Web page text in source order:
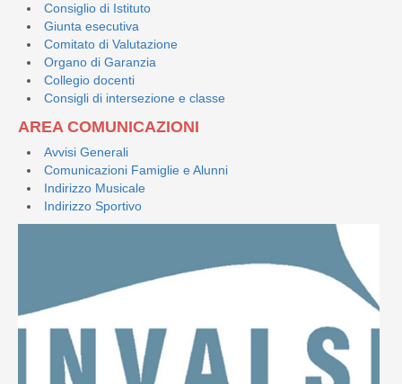
Consiglio di Istituto
Giunta esecutiva
Comitato di Valutazione
Organo di Garanzia
Collegio docenti
Consigli di intersezione e classe
AREA COMUNICAZIONI
Avvisi Generali
Comunicazioni Famiglie e Alunni
Indirizzo Musicale
Indirizzo Sportivo